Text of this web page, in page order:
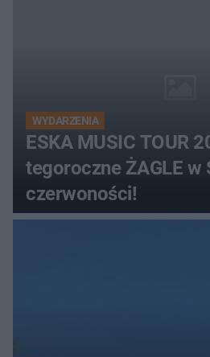
WYDARZENIA
ESKA MUSIC TOUR
tegoroczne ŻAGLE w
czerwoności!